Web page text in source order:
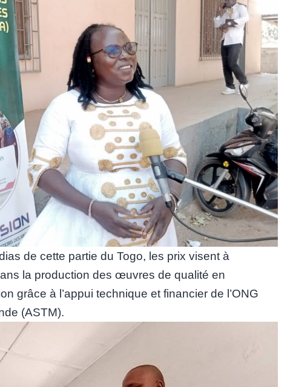
de cette partie du Togo, les prix visent à
la production des œuvres de qualité en
grâce à l’appui technique et financier de l’ONG
(ASTM).